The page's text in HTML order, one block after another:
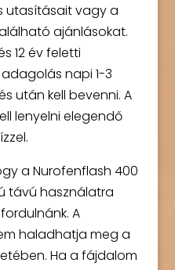
utasításait vagy a
ajánlásokat.
12 év feletti
napi 1-3
után kell bevenni. A
lenyelni elegendő
a Nurofenflash 400
távú használatra
A
haladhatja meg a
Ha a fájdalom